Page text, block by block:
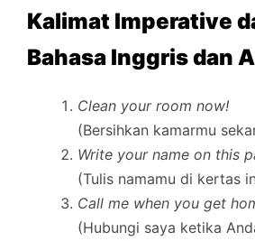
Kalimat Imperative
Bahasa Inggris dan
Clean your room now!
(Bersihkan kamarmu
Write your name on this
(Tulis namamu di kertas
Call me when you get
(Hubungi saya ketika